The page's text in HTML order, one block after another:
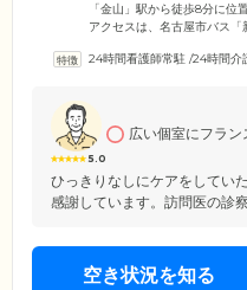
「金山」駅から徒歩8分に
アクセスは、名古屋市バス「
5分先には「金山公園」があ
24時間看護師常駐 /24時間介
5.0
広い個室にフラ
ひっきりなしにケアをしてい
感謝しています。訪問医の診
空き状況を知る